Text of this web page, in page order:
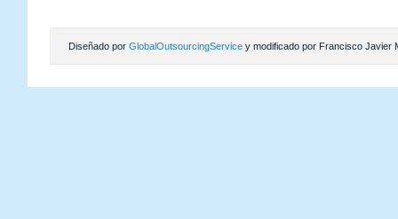
Diseñado por GlobalOutsourcingService y modificado por Francisco Javier